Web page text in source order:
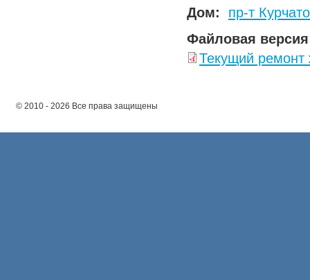
Дом:
пр-т
Файловая
Текущий ремонт
© 2010 - 2026 Все права защищены